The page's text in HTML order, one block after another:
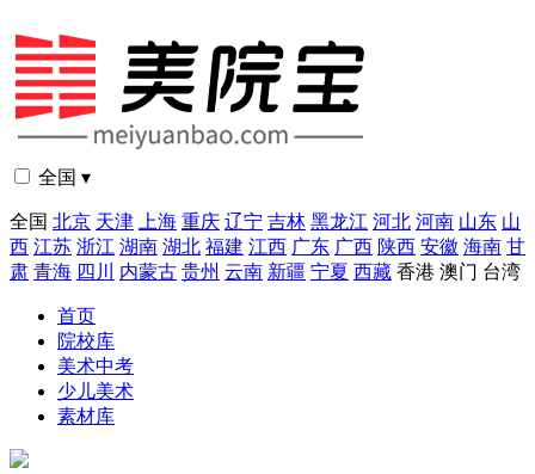
全国 ▾
全国 北京 天津 上海 重庆 辽宁 吉林 黑龙江 河北 河南 山东 山
西 江苏 浙江 湖南 湖北 福建 江西 广东 广西 陕西 安徽 海南 甘
肃 青海 四川 内蒙古 贵州 云南 新疆 宁夏 西藏 香港 澳门 台湾
首页
院校库
美术中考
少儿美术
素材库